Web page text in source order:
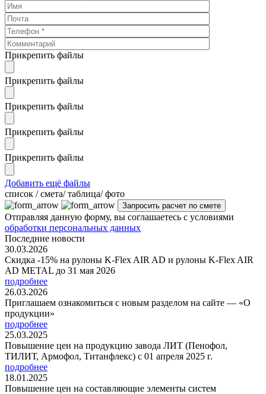
Прикрепить файлы
Прикрепить файлы
Прикрепить файлы
Прикрепить файлы
Прикрепить файлы
Добавить ещё файлы
cписок / смета/ таблица/ фото
Отправляя данную форму, вы соглашаетесь с условиями
обработки персональных данных
Последние новости
30.03.2026
Скидка -15% на рулоны K-Flex AIR AD и рулоны K-Flex AIR
AD METAL до 31 мая 2026
подробнее
26.03.2026
Приглашаем ознакомиться с новым разделом на сайте — «О
продукции»
подробнее
25.03.2025
Повышение цен на продукцию завода ЛИТ (Пенофол,
ТИЛИТ, Армофол, Титанфлекс) с 01 апреля 2025 г.
подробнее
18.01.2025
Повышение цен на составляющие элементы систем